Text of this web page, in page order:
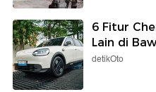
6 Fitur
Lain di
detikOto